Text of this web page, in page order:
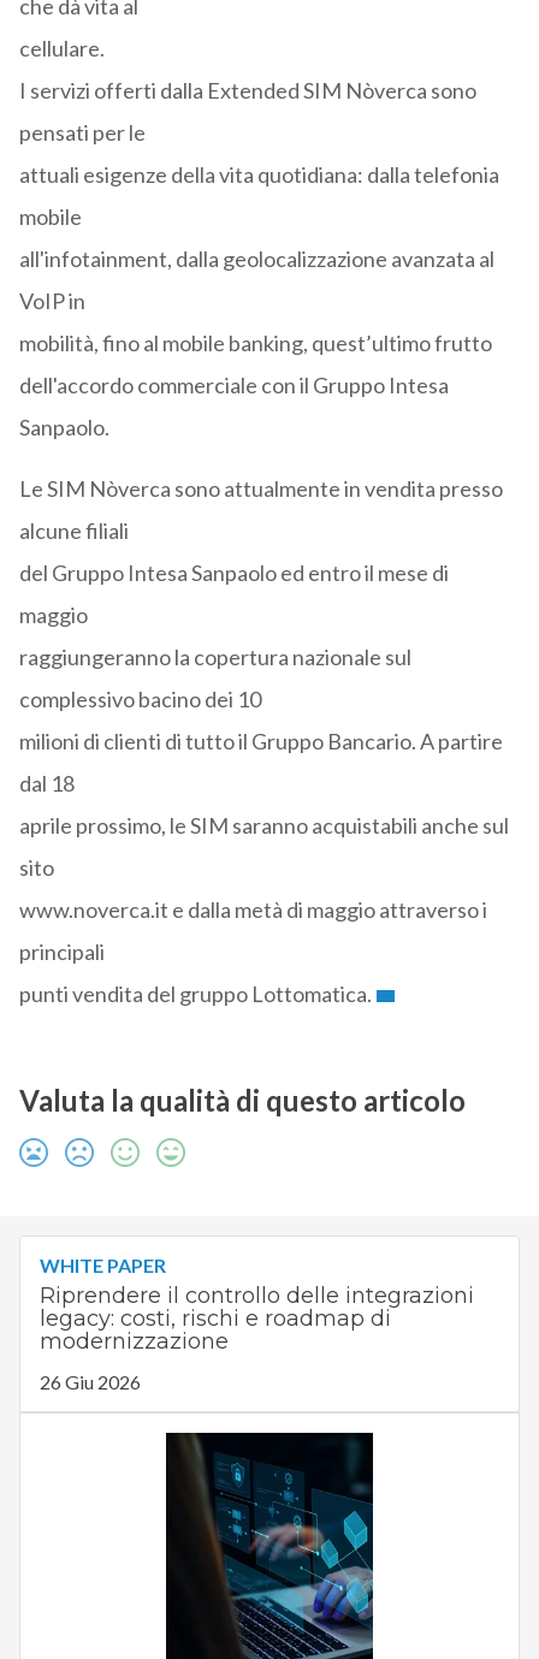
che dà vita al
cellulare.
I servizi offerti dalla Extended SIM Nòverca sono
pensati per le
attuali esigenze della vita quotidiana: dalla telefonia
mobile
all'infotainment, dalla geolocalizzazione avanzata al
VoIP in
mobilità, fino al mobile banking, quest’ultimo frutto
dell'accordo commerciale con il Gruppo Intesa
Sanpaolo.
Le SIM Nòverca sono attualmente in vendita presso
alcune filiali
del Gruppo Intesa Sanpaolo ed entro il mese di
maggio
raggiungeranno la copertura nazionale sul
complessivo bacino dei 10
milioni di clienti di tutto il Gruppo Bancario. A partire
dal 18
aprile prossimo, le SIM saranno acquistabili anche sul
sito
www.noverca.it e dalla metà di maggio attraverso i
principali
punti vendita del gruppo Lottomatica.
Valuta la qualità di questo articolo
WHITE PAPER
Riprendere il controllo delle integrazioni
legacy: costi, rischi e roadmap di
modernizzazione
26 Giu 2026